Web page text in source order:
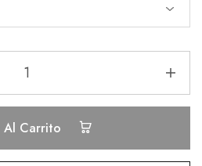
Al Carrito